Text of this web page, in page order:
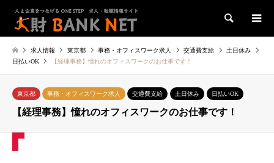
検索
求人情報 東京都 事務・オフィスワーク求人 交通費支給
土日休み
日払いOK
【経理事務】憧れのオフィスワークのお仕事です！
東京都 事務・オフィスワーク求人 交通費支給 土日休み 日払いOK
【経理事務】憧れのオフィスワークのお仕事です！